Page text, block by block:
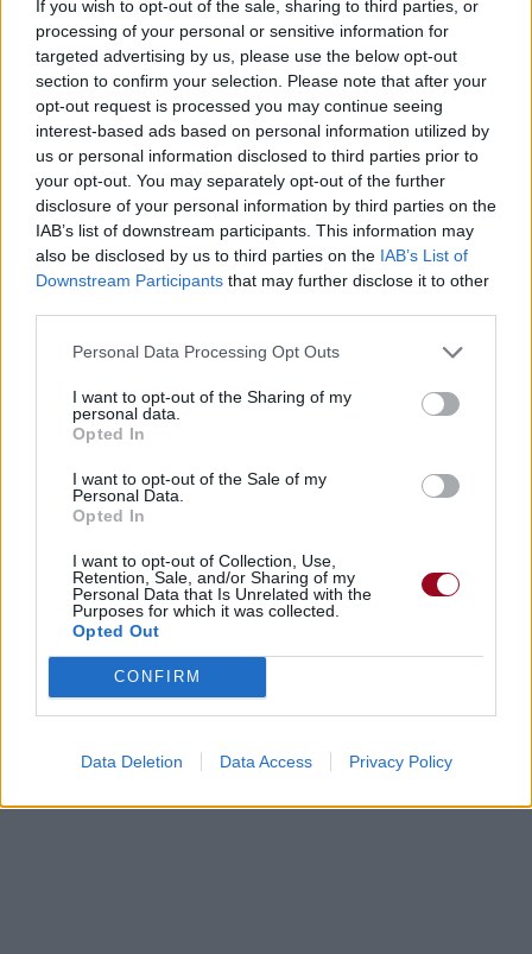
If you wish to opt-out of the sale, sharing to third parties, or
processing of your personal or sensitive information for
targeted advertising by us, please use the below opt-out
section to confirm your selection. Please note that after your
opt-out request is processed you may continue seeing
interest-based ads based on personal information utilized by
us or personal information disclosed to third parties prior to
your opt-out. You may separately opt-out of the further
disclosure of your personal information by third parties on the
IAB’s list of downstream participants. This information may
also be disclosed by us to third parties on the IAB’s List of
Downstream Participants that may further disclose it to other
Personal Data Processing Opt Outs
I want to opt-out of the Sharing of my
personal data.
Opted In
I want to opt-out of the Sale of my
Personal Data.
Opted In
I want to opt-out of Collection, Use,
Retention, Sale, and/or Sharing of my
Personal Data that Is Unrelated with the
Purposes for which it was collected.
Opted Out
CONFIRM
Data Deletion Data Access Privacy Policy